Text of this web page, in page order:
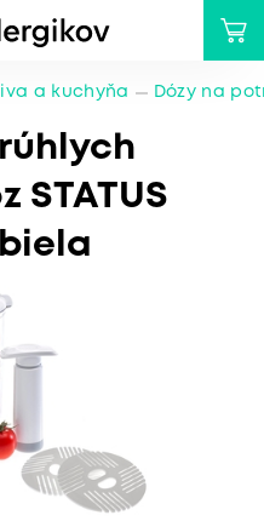
a kuchyňa Dózy na
STATUS
biela